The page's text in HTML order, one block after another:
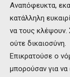
Αναπόφευκτα,
κατάλληλη
να τους
ούτε δικαιοσύνη.
Επικρατούσε ο
μπορούσαν για να